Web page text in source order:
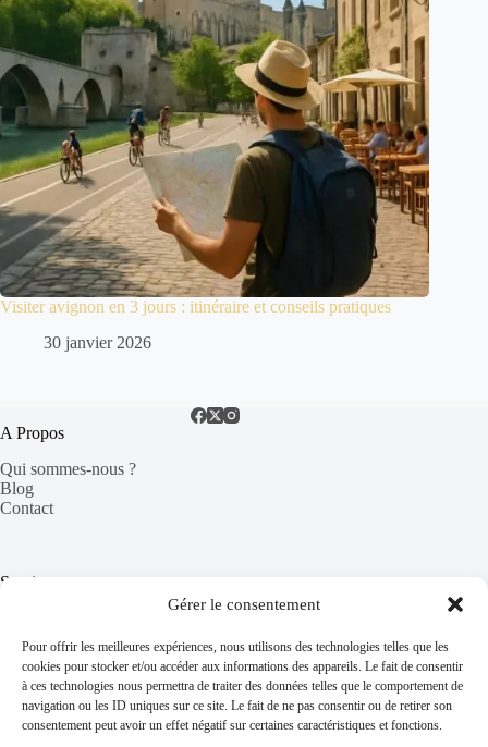
Gérer le consentement
Pour offrir les meilleures expériences, nous utilisons des technologies telles que les
cookies pour stocker et/ou accéder aux informations des appareils. Le fait de consentir
à ces technologies nous permettra de traiter des données telles que le comportement de
navigation ou les ID uniques sur ce site. Le fait de ne pas consentir ou de retirer son
consentement peut avoir un effet négatif sur certaines caractéristiques et fonctions.
Visiter avignon en 3 jours : itinéraire et conseils pratiques
30 janvier 2026
A Propos
Qui sommes-nous ?
Blog
Contact
Services
Trouver un gîte
FAQ
Informations Légales